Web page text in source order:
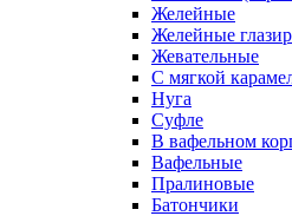
Желейные
Желейные
Жевательные
С мягкой
Нуга
Суфле
В вафельном
Вафельные
Пралиновые
Батончики